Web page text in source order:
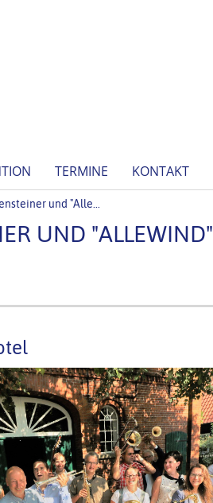
TERMINE KONTAKT
und "Alle...
UND "ALLEWIND"